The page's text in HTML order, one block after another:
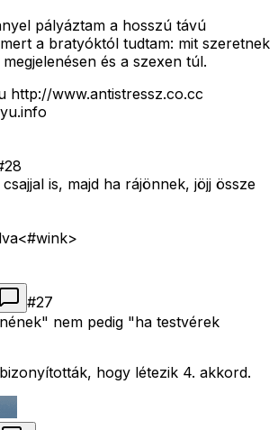
pályáztam a hosszú távú
a bratyóktól tudtam: mit szeretnek
és a szexen túl.
http://www.antistressz.co.cc
28
is, majd ha rájönnek, jöjj össze
#27
nem pedig "ha testvérek
hogy létezik 4. akkord.